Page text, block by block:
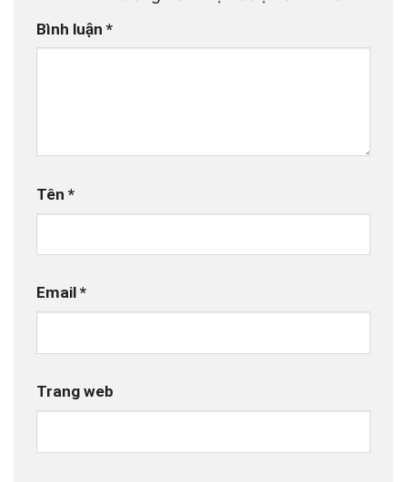
Bình luận *
Tên *
Email *
Trang web